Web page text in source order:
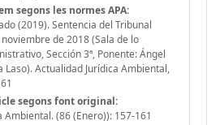
segons les normes APA:
(2019). Sentencia del Tribunal
de 2018 (Sala de lo
Sección 3ª, Ponente: Ángel
Laso). Actualidad Jurídica Ambiental,
segons font original:
Ambiental. (86 (Enero)): 157-161